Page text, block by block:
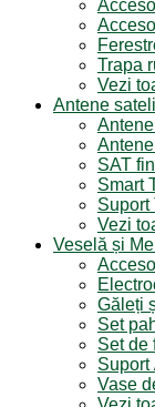
Trapa
Vezi
Antene
SAT
Smart
Suport
Vezi
Veselă și
Găleți
Set
Set de
Suport
Vase